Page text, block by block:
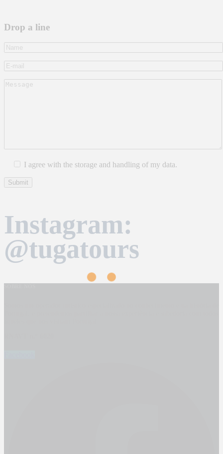
Drop a line
I agree with the storage and handling of my data.
Instagram:
@tugatours